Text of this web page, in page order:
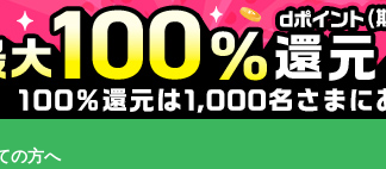
の方へ